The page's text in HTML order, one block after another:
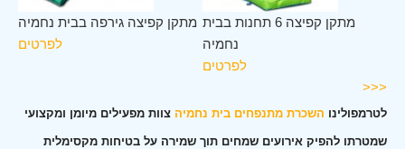
מתקן קפיצה גירפה בבית נחמיה
לפרטים
מתקן קפיצה 6 תחנות בבית
נחמיה
לפרטים
<<<
לטרמפולינו השכרת מתנפחים בית נחמיה צוות מפעילים מיומן ומקצועי
שמטרתו להפיק אירועים שמחים תוך שמירה על בטיחות מקסימלית